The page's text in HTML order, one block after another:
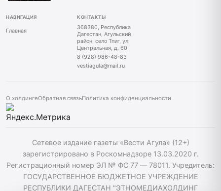
НАВИГАЦИЯ
Главная
КОНТАКТЫ
368380, Республика
Дагестан, Агульский
район, село Тпиг, ул.
Центральная, д. 60
8 (928) 986-48-83
vestiagula@mail.ru
О холдингеОбратная связьПолитика конфиденциальности
Сетевое издание газеты «Вести Агула» (12+)
зарегистрировано в Роскомнадзоре 13.03.2020 г.
Регистрационный номер ЭЛ № ФС 77 — 78011. Учредитель:
ГОСУДАРСТВЕННОЕ БЮДЖЕТНОЕ УЧРЕЖДЕНИЕ
РЕСПУБЛИКИ ДАГЕСТАН "ЭТНОМЕДИАХОЛДИНГ